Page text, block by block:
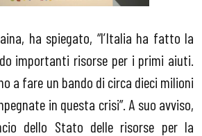
ha spiegato, “l’Italia ha fatto la
importanti risorse per i primi aiuti.
a fare un bando di circa dieci milioni
in questa crisi”. A suo avviso,
dello Stato delle risorse per la